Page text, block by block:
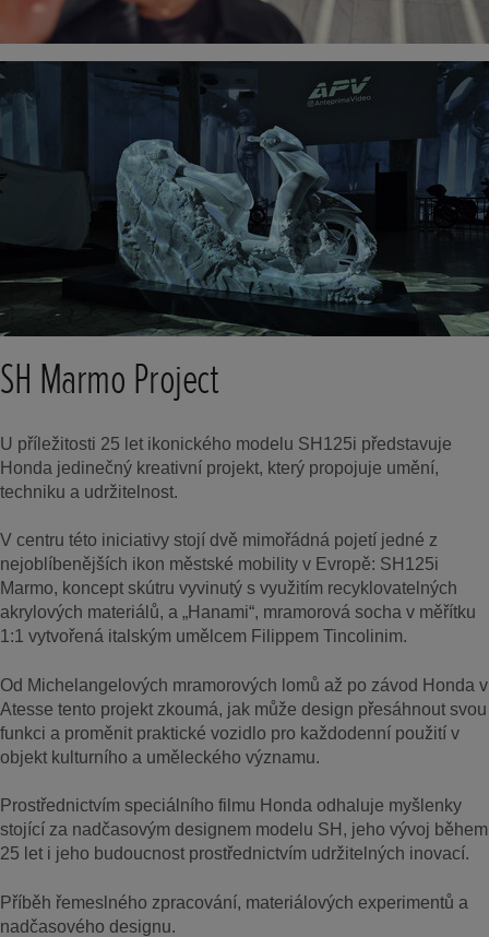
SH Marmo Project
U příležitosti 25 let ikonického modelu SH125i představuje
Honda jedinečný kreativní projekt, který propojuje umění,
techniku a udržitelnost.
V centru této iniciativy stojí dvě mimořádná pojetí jedné z
nejoblíbenějších ikon městské mobility v Evropě: SH125i
Marmo, koncept skútru vyvinutý s využitím recyklovatelných
akrylových materiálů, a „Hanami“, mramorová socha v měřítku
1:1 vytvořená italským umělcem Filippem Tincolinim.
Od Michelangelových mramorových lomů až po závod Honda v
Atesse tento projekt zkoumá, jak může design přesáhnout svou
funkci a proměnit praktické vozidlo pro každodenní použití v
objekt kulturního a uměleckého významu.
Prostřednictvím speciálního filmu Honda odhaluje myšlenky
stojící za nadčasovým designem modelu SH, jeho vývoj během
25 let i jeho budoucnost prostřednictvím udržitelných inovací.
Příběh řemeslného zpracování, materiálových experimentů a
nadčasového designu.